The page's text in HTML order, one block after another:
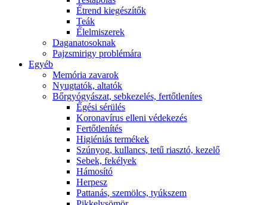
É́trend kiegészítők
Teák
É́lelmiszerek
Daganatosoknak
Pajzsmirigy problémára
Egyéb
Memória zavarok
Nyugtatók, altatók
Bőrgyógyászat, sebkezelés, fertőtlenítes
É́gési sérülés
Koronavírus elleni védekezés
Fertőtlenítés
Higiéniás termékek
Szúnyog, kullancs, tetű riasztó, kezelő
Sebek, fekélyek
Hámosító
Herpesz
Pattanás, szemölcs, tyúkszem